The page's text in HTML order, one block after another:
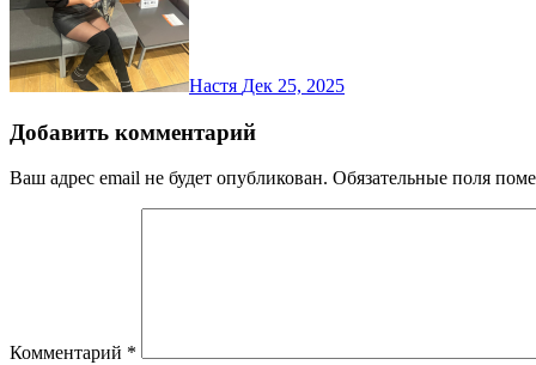
Настя Дек 25, 2025
Добавить комментарий
Ваш адрес email не будет опубликован. Обязательные поля
Комментарий *